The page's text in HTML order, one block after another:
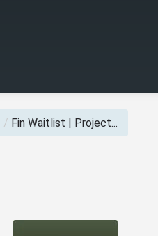
/ Fin Waitlist | Project...